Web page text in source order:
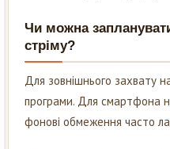
Чи можна
стріму?
Для зовнішнього захвату
програми. Для смартфона
фонові обмеження часто